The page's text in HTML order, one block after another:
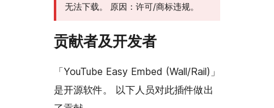
无法下载。 原因：许可/商标违规。
贡献者及开发者
「YouTube Easy Embed (Wall/Rail)」
是开源软件。 以下人员对此插件做出